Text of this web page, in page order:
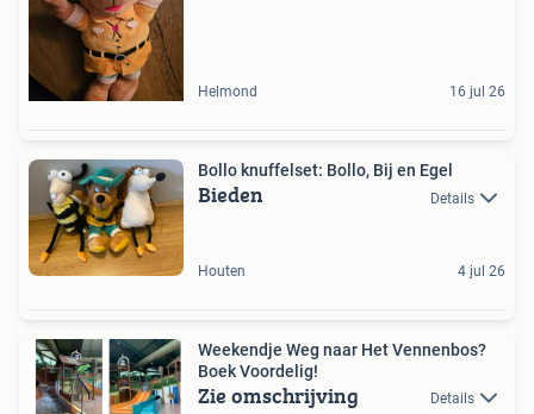
Helmond 16 jul 26
Bollo knuffelset: Bollo, Bij en Egel
Bieden Details
Houten 4 jul 26
Weekendje Weg naar Het Vennenbos?
Boek Voordelig!
Zie omschrijving Details